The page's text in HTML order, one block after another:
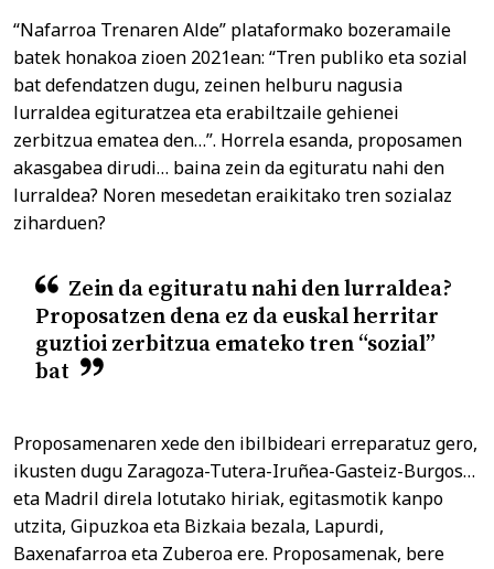
“Nafarroa Trenaren Alde” plataformako bozeramaile
batek honakoa zioen 2021ean: “Tren publiko eta sozial
bat defendatzen dugu, zeinen helburu nagusia
lurraldea egituratzea eta erabiltzaile gehienei
zerbitzua ematea den…”. Horrela esanda, proposamen
akasgabea dirudi… baina zein da egituratu nahi den
lurraldea? Noren mesedetan eraikitako tren sozialaz
ziharduen?
Zein da egituratu nahi den lurraldea?
Proposatzen dena ez da euskal herritar
guztioi zerbitzua emateko tren “sozial”
bat
Proposamenaren xede den ibilbideari erreparatuz gero,
ikusten dugu Zaragoza-Tutera-Iruñea-Gasteiz-Burgos…
eta Madril direla lotutako hiriak, egitasmotik kanpo
utzita, Gipuzkoa eta Bizkaia bezala, Lapurdi,
Baxenafarroa eta Zuberoa ere. Proposamenak, bere